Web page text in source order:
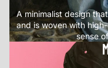
A minimalist design
and is woven with
sense